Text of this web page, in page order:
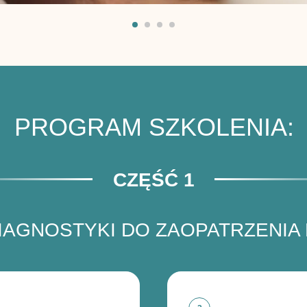
PROGRAM SZKOLENIA:
CZĘŚĆ 1
DO ZAOPATRZENIA